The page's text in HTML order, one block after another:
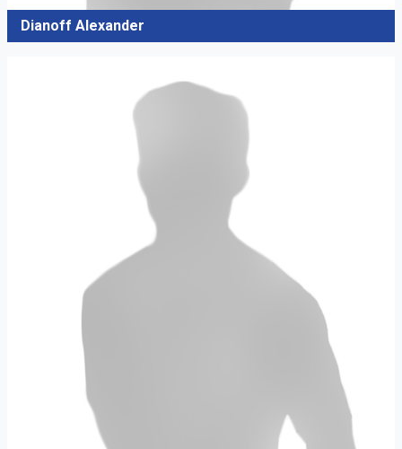
Dianoff Alexander